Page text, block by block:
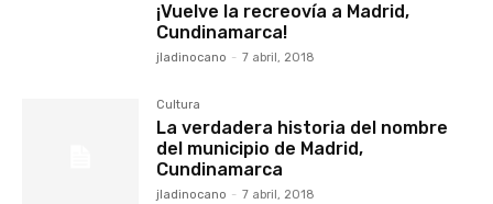
¡Vuelve la recreovía a Madrid,
Cundinamarca!
jladinocano - 7 abril, 2018
Cultura
La verdadera historia del nombre
del municipio de Madrid,
Cundinamarca
jladinocano - 7 abril, 2018